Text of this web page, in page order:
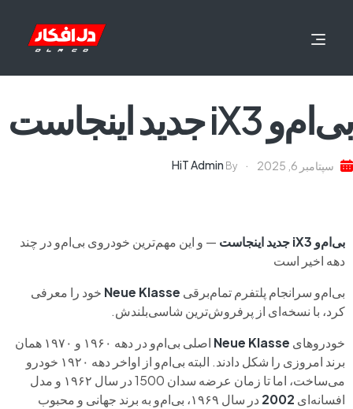
بی‌ام‌و iX3 جدید اینجاست
سپتامبر 6, 2025 By
HiT Admin
بی‌ام‌و iX3 جدید اینجاست
— و این مهم‌ترین خودروی بی‌ام‌و در چند
دهه اخیر است
بی‌ام‌و سرانجام پلتفرم تمام‌برقی Neue Klasse خود را معرفی
کرد، با نسخه‌ای از پرفروش‌ترین شاسی‌بلندش.
خودروهای Neue Klasse
اصلی بی‌ام‌و در دهه‌ ۱۹۶۰ و ۱۹۷۰ همان
برند امروزی را شکل دادند. البته بی‌ام‌و از اواخر دهه‌ ۱۹۲۰ خودرو
می‌ساخت، اما تا زمان عرضه‌ سدان 1500 در سال ۱۹۶۲ و مدل
افسانه‌ای 2002
در سال ۱۹۶۹، بی‌ام‌و به برند جهانی و محبوب